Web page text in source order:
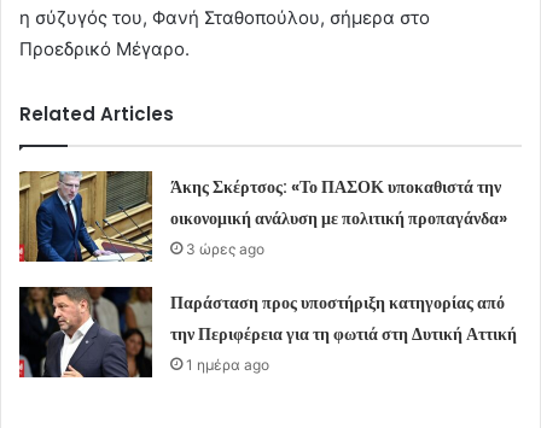
η σύζυγός του, Φανή Σταθοπούλου, σήμερα στο
Προεδρικό Μέγαρο.
Related Articles
Άκης Σκέρτσος: «Το ΠΑΣΟΚ υποκαθιστά την
οικονομική ανάλυση με πολιτική προπαγάνδα»
3 ώρες ago
Παράσταση προς υποστήριξη κατηγορίας από
την Περιφέρεια για τη φωτιά στη Δυτική Αττική
1 ημέρα ago